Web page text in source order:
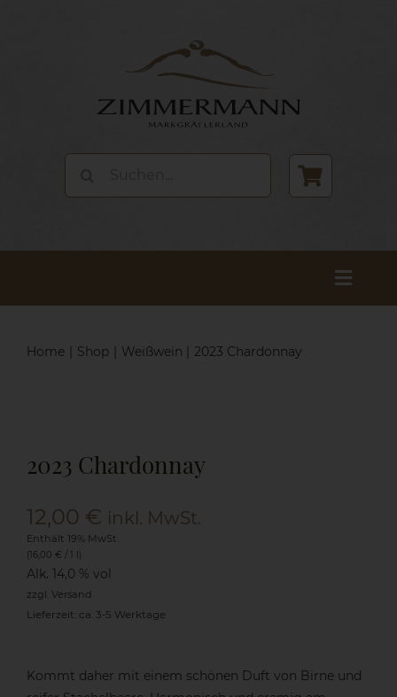
Toggle
Shop
Aktuelles
Home Shop Weißwein 2023 Chardonnay
2023 Chardonnay
12,00 € inkl. MwSt.
Enthält 19% MwSt.
(16,00 € / 1 l)
Alk. 14,0 % vol
zzgl. Versand
Lieferzeit: ca. 3-5 Werktage
Kommt daher mit einem schönen Duft von Birne und